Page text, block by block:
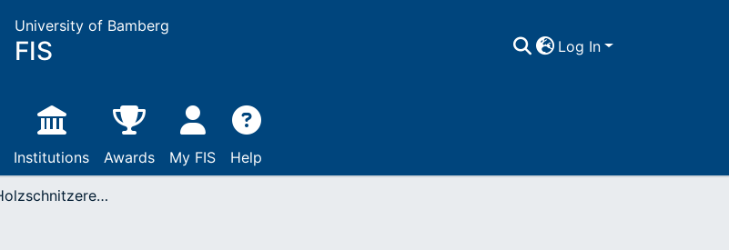
University of Bamberg
FIS Log In
Institutions Awards My FIS Help
Gotische Holzschnitzereien als Lehrmittel